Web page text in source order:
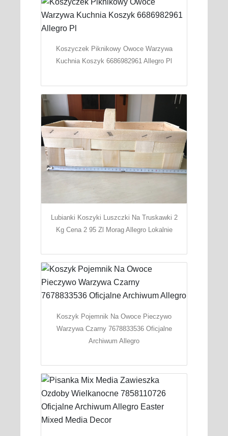
Koszyczek Piknikowy Owoce Warzywa
Kuchnia Koszyk 6686982961 Allegro Pl
Lubianki Koszyki Luszczki Na Truskawki 2
Kg Cena 2 95 Zl Morag Allegro Lokalnie
Koszyk Pojemnik Na Owoce Pieczywo
Warzywa Czarny 7678833536 Oficjalne
Archiwum Allegro